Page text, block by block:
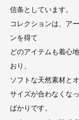
信条としています。
コレクションは、ア
ンを得て
どのアイテムも着心
おり、
ソフトな天然素材と
サイズが合わなくな
ばかりです。